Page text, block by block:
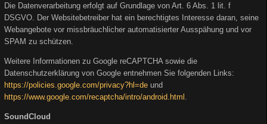
Die Datenverarbeitung erfolgt auf Grundlage von Art. 6 Abs. 1 lit. f
DSGVO. Der Websitebetreiber hat ein berechtigtes Interesse daran, seine
Webangebote vor missbräuchlicher automatisierter Ausspähung und vor
SPAM zu schützen.
Weitere Informationen zu Google reCAPTCHA sowie die
Datenschutzerklärung von Google entnehmen Sie folgenden Links:
https://policies.google.com/privacy?hl=de und
https://www.google.com/recaptcha/intro/android.html
SoundCloud